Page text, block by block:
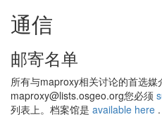
通信
邮寄名单
所有与maproxy相关讨论的首选媒
maproxy@lists.osgeo.org您必须
列表上。档案馆是 available here .